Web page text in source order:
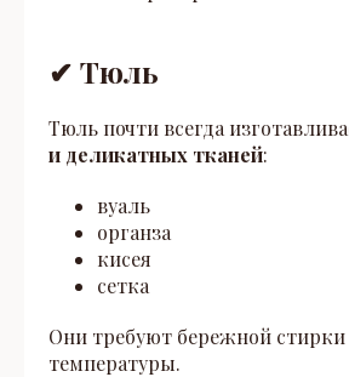
✔ Тюль
Тюль почти всегда
и деликатных тканей:
вуаль
органза
кисея
сетка
Они требуют бережной
температуры.